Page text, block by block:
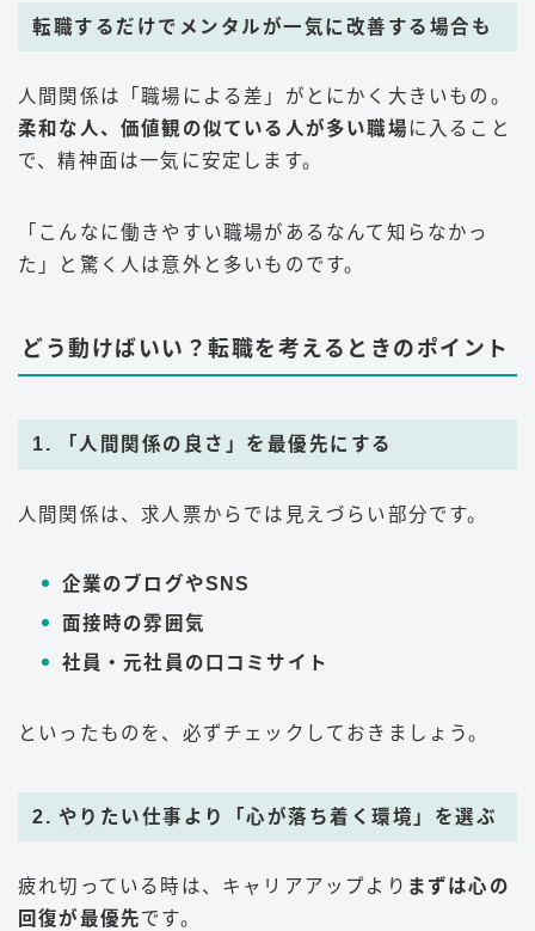
転職するだけでメンタルが一気に改善する場合も
人間関係は「職場による差」がとにかく大きいもの。
柔和な人、価値観の似ている人が多い職場 に入ること
で、精神面は一気に安定します。
「こんなに働きやすい職場があるなんて知らなかっ
た」と驚く人は意外と多いものです。
どう動けばいい？転職を考えるときのポイント
1. 「人間関係の良さ」を最優先にする
人間関係は、求人票からでは見えづらい部分です。
企業のブログやSNS
面接時の雰囲気
社員・元社員の口コミサイト
といったものを、必ずチェックしておきましょう。
2. やりたい仕事より「心が落ち着く環境」を選ぶ
疲れ切っている時は、キャリアアップより まずは心の
回復が最優先です。